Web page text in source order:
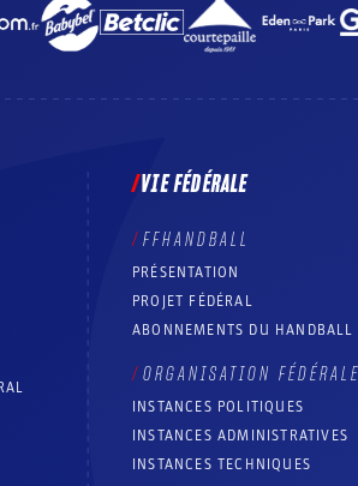
VIE FÉDÉRALE
FFHANDBALL
PRÉSENTATION
PROJET FÉDÉRAL
ABONNEMENTS DU HANDBALL
ORGANISATION FÉDÉRALE
INSTANCES POLITIQUES
INSTANCES ADMINISTRATIVES
INSTANCES TECHNIQUES